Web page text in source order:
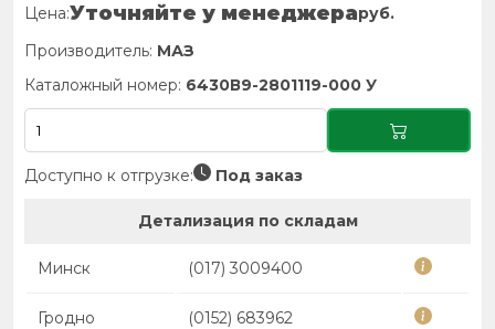
Цена:Уточняйте у менеджераруб.
Производитель: МАЗ
Каталожный номер: 6430В9-2801119-000 У
Доступно к отгрузке: Под заказ
Детализация по складам
Минск (017) 3009400
Гродно (0152) 683962